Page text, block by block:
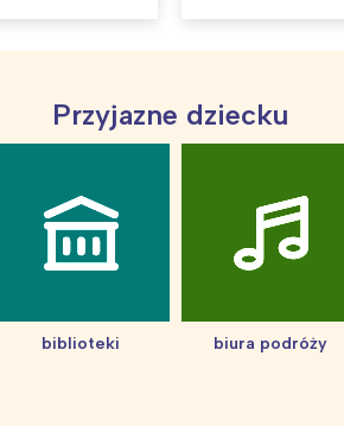
Przyjazne dziecku
biblioteki biura podróży
Wszystkie
Wybieram